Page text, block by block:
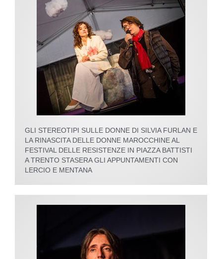
GLI STEREOTIPI SULLE DONNE DI SILVIA FURLAN E
LA RINASCITA DELLE DONNE MAROCCHINE AL
FESTIVAL DELLE RESISTENZE IN PIAZZA BATTISTI
A TRENTO STASERA GLI APPUNTAMENTI CON
LERCIO E MENTANA